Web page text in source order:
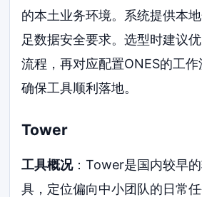
的本土业务环境。系统提供本
足数据安全要求。选型时建议
流程，再对应配置ONES的工作
确保工具顺利落地。
Tower
工具概况：Tower是国内较早
具，定位偏向中小团队的日常